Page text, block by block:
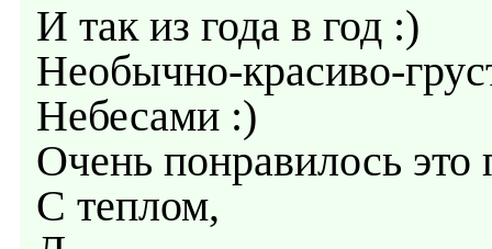
И так из года в год :)
Необычно-красиво-
Небесами :)
Очень понравилось это
С теплом,